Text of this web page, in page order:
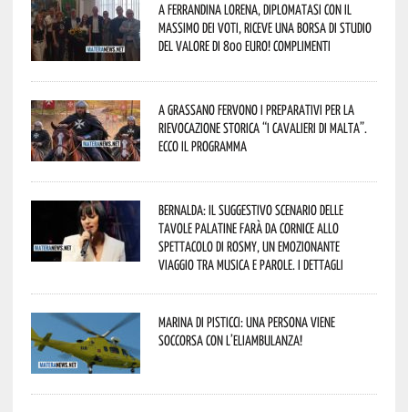
A Ferrandina Lorena, diplomatasi con il
massimo dei voti, riceve una borsa di studio
del valore di 800 euro! Complimenti
A Grassano fervono i preparativi per la
Rievocazione Storica “I CAVALIERI DI MALTA”.
Ecco il programma
Bernalda: il suggestivo scenario delle
Tavole Palatine farà da cornice allo
spettacolo di Rosmy, un emozionante
viaggio tra musica e parole. I dettagli
Marina di Pisticci: una persona viene
soccorsa con l’eliambulanza!